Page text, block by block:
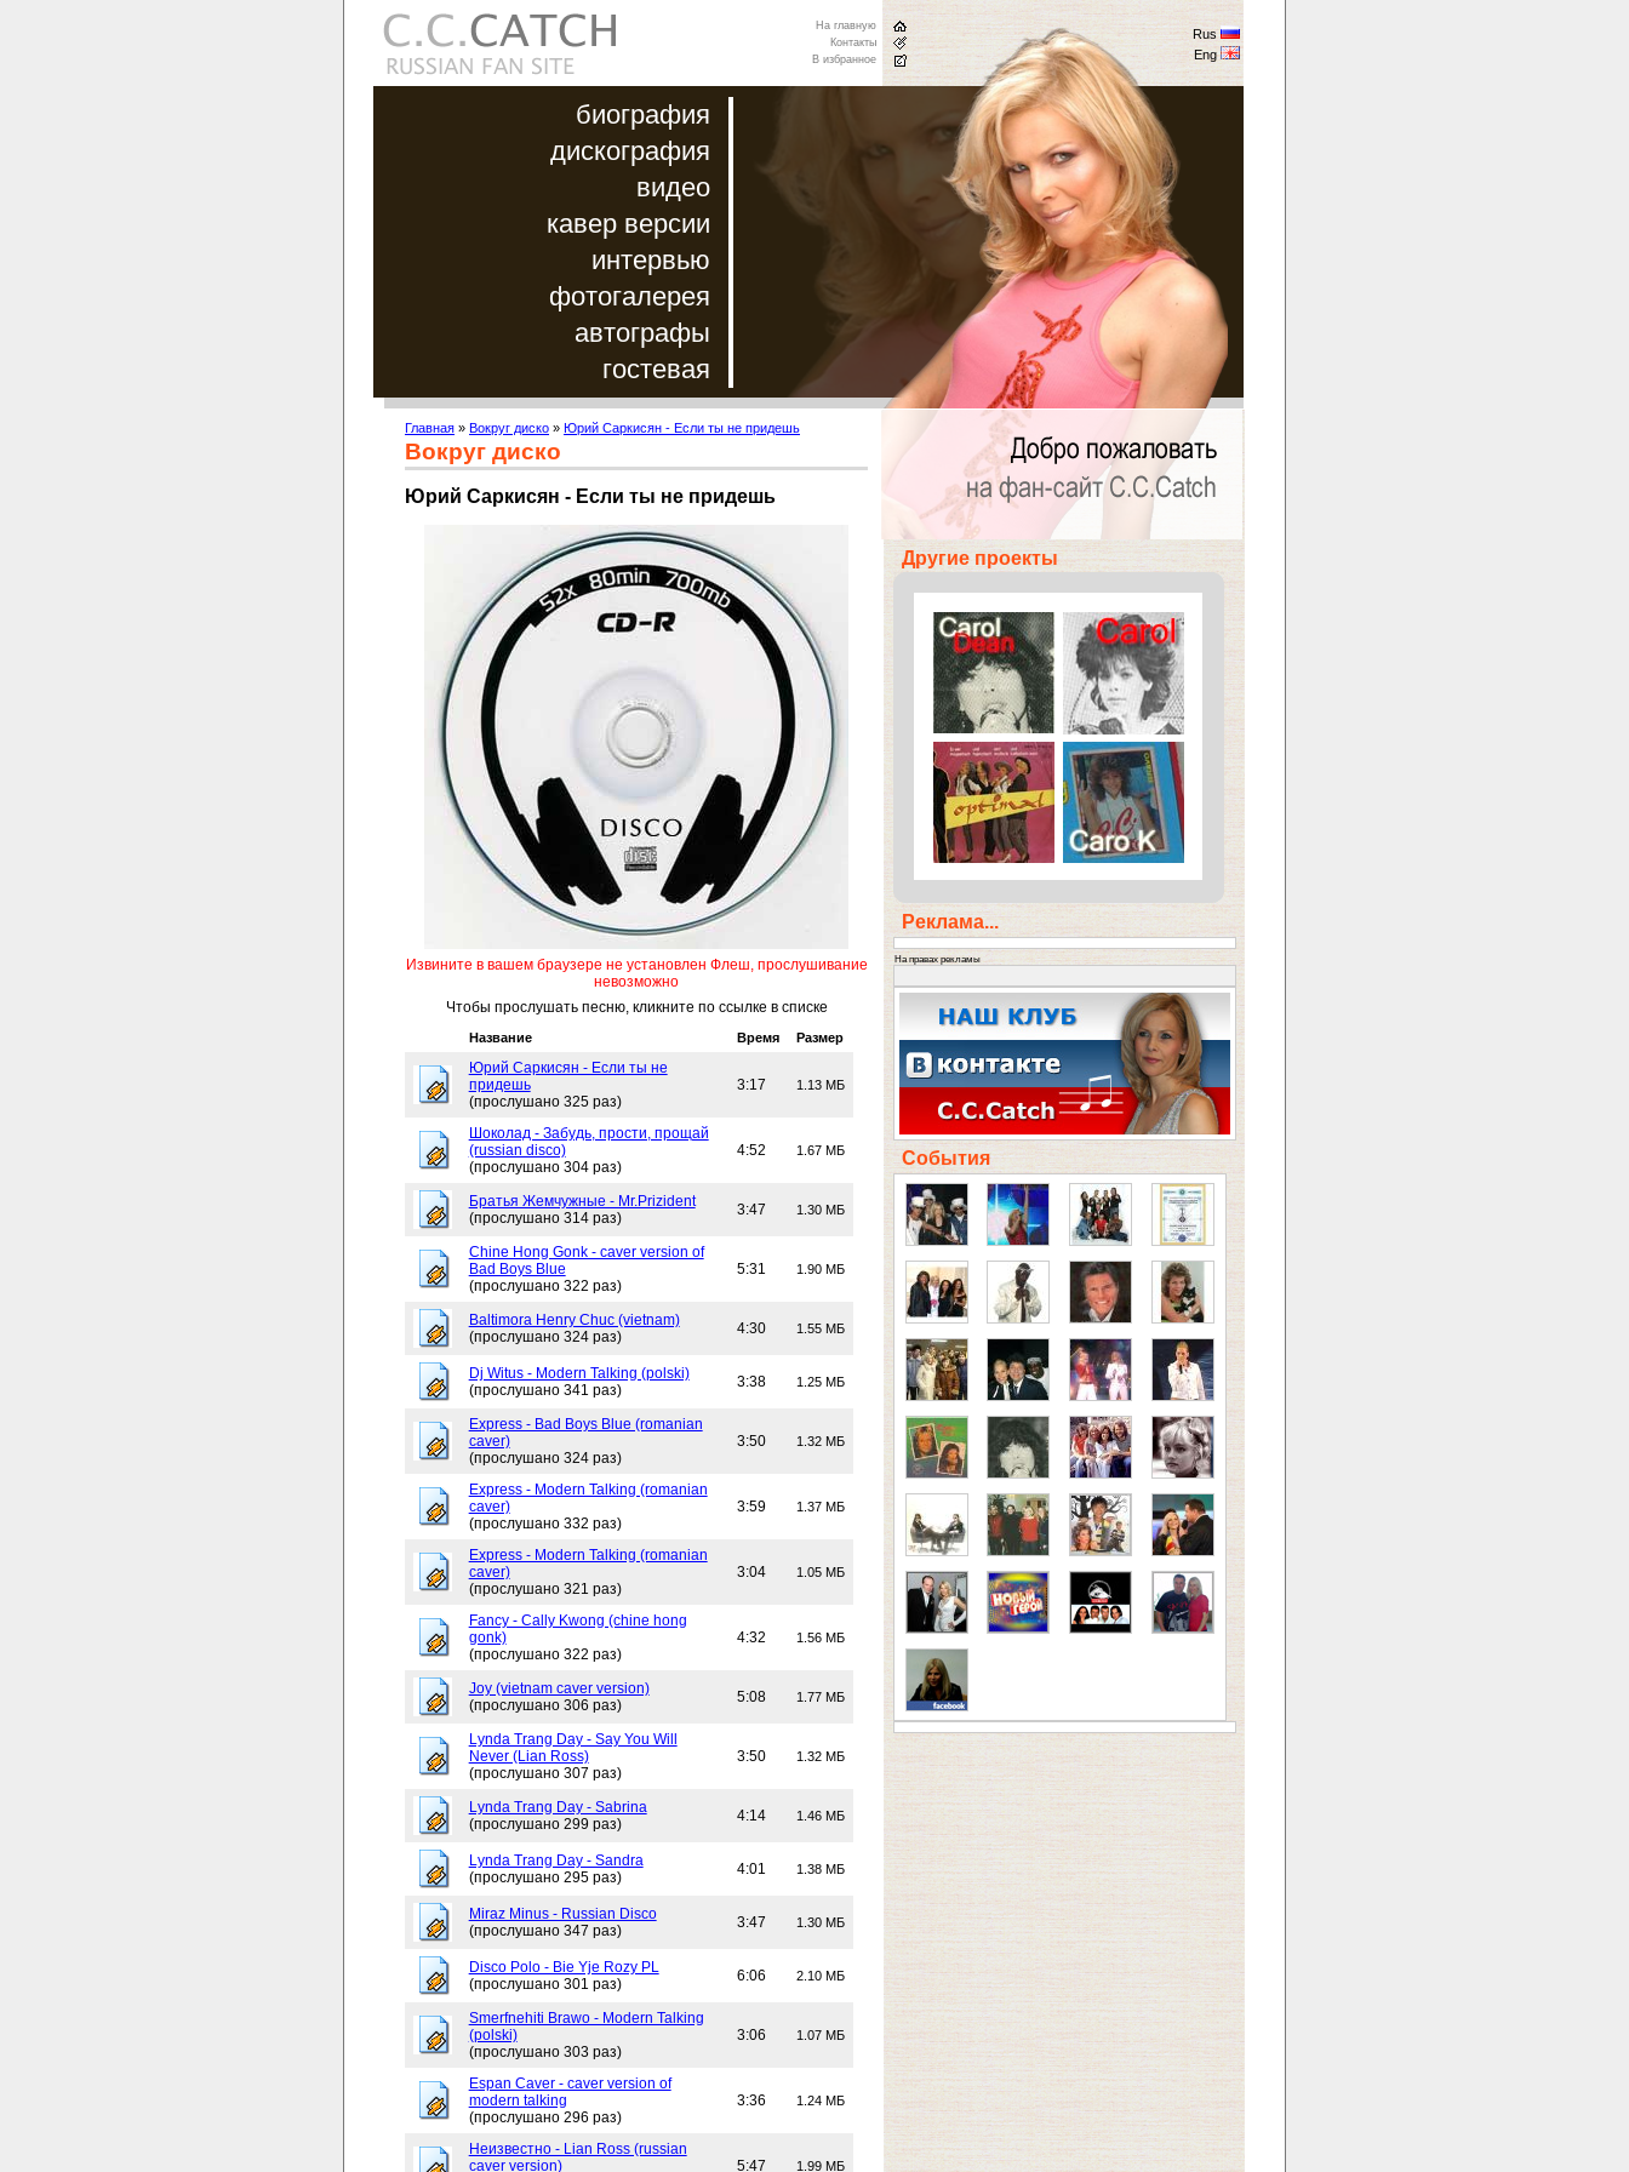
биография
дискография
видео
кавер версии
интервью
фотогалерея
автографы
гостевая
На главную
Контакты
В избранное
Rus
Eng
Главная » Вокруг диско » Юрий Саркисян - Если ты не придешь
Вокруг диско
Юрий Саркисян - Если ты не придешь
Извините в вашем браузере не установлен Флеш, прослушивание
невозможно
Чтобы прослушать песню, кликните по ссылке в списке
Название Время Размер
Юрий Саркисян - Если ты не
придешь
(прослушано 325 раз)
3:17 1.13 МБ
Шоколад - Забудь, прости, прощай
(russian disco)
(прослушано 304 раз)
4:52 1.67 МБ
Братья Жемчужные - Mr.Prizident
(прослушано 314 раз)
3:47 1.30 МБ
Chine Hong Gonk - caver version of
Bad Boys Blue
(прослушано 322 раз)
5:31 1.90 МБ
Baltimora Henry Chuc (vietnam)
(прослушано 324 раз)
4:30 1.55 МБ
Dj Witus - Modern Talking (polski)
(прослушано 341 раз)
3:38 1.25 МБ
Express - Bad Boys Blue (romanian
caver)
(прослушано 324 раз)
3:50 1.32 МБ
Express - Modern Talking (romanian
caver)
(прослушано 332 раз)
3:59 1.37 МБ
Express - Modern Talking (romanian
caver)
(прослушано 321 раз)
3:04 1.05 МБ
Fancy - Cally Kwong (chine hong
gonk)
(прослушано 322 раз)
4:32 1.56 МБ
Joy (vietnam caver version)
(прослушано 306 раз)
5:08 1.77 МБ
Lynda Trang Day - Say You Will
Never (Lian Ross)
(прослушано 307 раз)
3:50 1.32 МБ
Lynda Trang Day - Sabrina
(прослушано 299 раз)
4:14 1.46 МБ
Lynda Trang Day - Sandra
(прослушано 295 раз)
4:01 1.38 МБ
Miraz Minus - Russian Disco
(прослушано 347 раз)
3:47 1.30 МБ
Disco Polo - Bie Yje Rozy PL
(прослушано 301 раз)
6:06 2.10 МБ
Smerfnehiti Brawo - Modern Talking
(polski)
(прослушано 303 раз)
3:06 1.07 МБ
Espan Caver - caver version of
modern talking
(прослушано 296 раз)
3:36 1.24 МБ
Неизвестно - Lian Ross (russian
caver version)
5:47 1.99 МБ
Другие проекты
Реклама...
На правах рекламы
События